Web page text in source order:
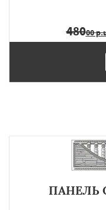
48000
ПАНЕЛЬ